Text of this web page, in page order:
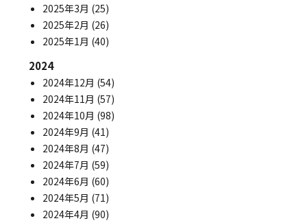
2025年3月 (25)
2025年2月 (26)
2025年1月 (40)
2024
2024年12月 (54)
2024年11月 (57)
2024年10月 (98)
2024年9月 (41)
2024年8月 (47)
2024年7月 (59)
2024年6月 (60)
2024年5月 (71)
2024年4月 (90)